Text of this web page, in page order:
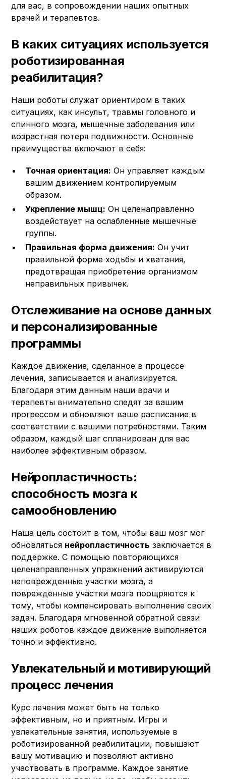
для вас, в сопровождении наших опытных
врачей и терапевтов.
В каких ситуациях используется
роботизированная
реабилитация?
Наши роботы служат ориентиром в таких
ситуациях, как инсульт, травмы головного и
спинного мозга, мышечные заболевания или
возрастная потеря подвижности. Основные
преимущества включают в себя:
Точная ориентация: Он управляет каждым
вашим движением контролируемым
образом.
Укрепление мышц: Он целенаправленно
воздействует на ослабленные мышечные
группы.
Правильная форма движения: Он учит
правильной форме ходьбы и хватания,
предотвращая приобретение организмом
неправильных привычек.
Отслеживание на основе данных
и персонализированные
программы
Каждое движение, сделанное в процессе
лечения, записывается и анализируется.
Благодаря этим данным наши врачи и
терапевты внимательно следят за вашим
прогрессом и обновляют ваше расписание в
соответствии с вашими потребностями. Таким
образом, каждый шаг спланирован для вас
наиболее эффективным образом.
Нейропластичность:
способность мозга к
самообновлению
Наша цель состоит в том, чтобы ваш мозг мог
обновляться нейропластичность заключается в
поддержке. С помощью повторяющихся
целенаправленных упражнений активируются
неповрежденные участки мозга, а
поврежденные участки мозга поощряются к
тому, чтобы компенсировать выполнение своих
задач. Благодаря мгновенной обратной связи
наших роботов каждое движение выполняется
точно и эффективно.
Увлекательный и мотивирующий
процесс лечения
Курс лечения может быть не только
эффективным, но и приятным. Игры и
увлекательные занятия, используемые в
роботизированной реабилитации, повышают
вашу мотивацию и позволяют активно
участвовать в программе. Каждое занятие